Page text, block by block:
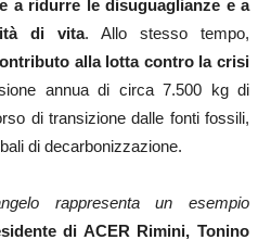
a ridurre le disuguaglianze e a
di vita. Allo stesso tempo,
alla lotta contro la crisi
annua di circa 7.500 kg di
di transizione dalle fonti fossili,
di decarbonizzazione.
rappresenta un esempio
di ACER Rimini, Tonino